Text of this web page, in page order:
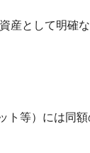
産として明確
ト等）には同